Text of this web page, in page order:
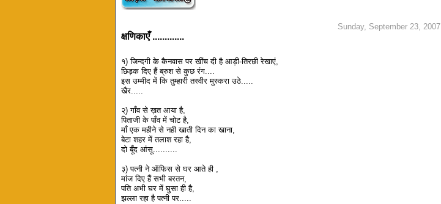
Sunday, September 23, 2007
क्षणिकाएँ .............
१) जिन्दगी के कैनवास पर खींच दी है आड़ी-तिरछी रेखाएं,
छिड़क दिए हैं ब्रुश से कुछ रंग....
इस उम्मीद में कि तुम्हारी तस्वीर मुस्करा उठे.....
खैर.....
२) गाँव से ख़त आया है,
पिताजी के पाँव में चोट है,
माँ एक महीने से नही खाती दिन का खाना,
बेटा शहर में तलाश रहा है,
दो बूँद आंसू..........
३) पत्नी ने ऑफिस से घर आते ही ,
मांज दिए हैं सभी बरतन,
पति अभी घर में घुसा ही है,
झल्ला रहा है पत्नी पर.....